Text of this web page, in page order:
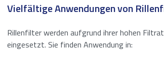
Vielfältige Anwendungen von
Rillenfilter werden aufgrund ihrer hohen
eingesetzt. Sie finden Anwendung in: